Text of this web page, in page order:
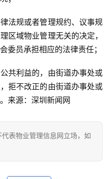
法规或者管理规约、议事规
区域物业管理无关的决定，
委员承担相应的法律责任；
共利益的，由街道办事处或
拒不改正的由街道办事处或
来源：深圳新闻网
表物业管理信息网立场，如